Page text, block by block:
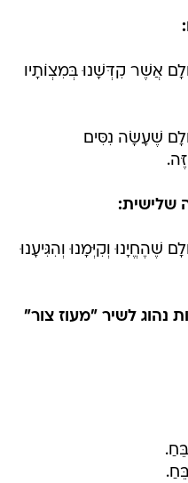
אֲשֶׁר קִדְּשָׁנוּ בְּמִצְוֹתָיו
שֶׁעָשָׂה נִסִּים
שלישית:
שֶׁהֶחֱיָנוּ וְקִיְּמָנוּ וְהִגִּיעָנוּ
נהוג לשיר "מעוז צור"